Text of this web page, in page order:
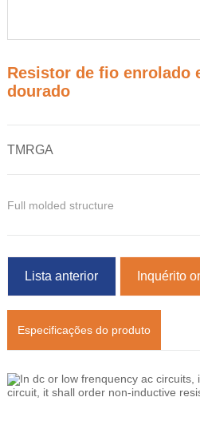
Resistor de fio enrolado
dourado
TMRGA
Full molded structure
Lista anterior Inquérito
Especificações do produto
In dc or low frenquency ac circuits,
circuit, it shall order non-inductive